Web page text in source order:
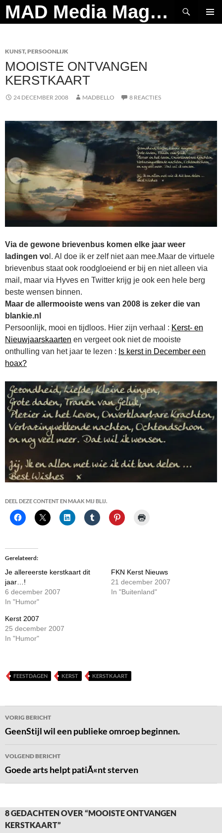
Ga
naar
MAD Media Magazine
Zoeken
KUNST,PERSOONLIJK
MOOISTE ONTVANGEN
KERSTKAART
24 DECEMBER 2008 MADBELLO 8 REACTIES
Via de gewone brievenbus komen elke jaar weer
ladingen vo l. Al doe ik er zelf niet aan mee.Maar de virtuele
brievenbus staat ook roodgloeiend er bij en niet alleen via
mail, maar via Hyves en Twitter krijg je ook een hele berg
beste wensen binnen.
Maar de allermooiste wens van 2008 is zeker die van
blankie.nl
Persoonlijk, mooi en tijdloos. Hier zijn verhaal : Kerst- en
Nieuwjaarskaarten en vergeet ook niet de mooiste
onthulling van het jaar te lezen : Is kerst in December een
hoax?
DEEL DEZE CONTENT EN MAAK MIJ BLIJ.
Gerelateerd
Je allereerste kerstkaart dit
jaar…!
6 december 2007
In "Humor"
FKN Kerst Nieuws
21 december 2007
In "Buitenland"
Kerst 2007
25 december 2007
In "Humor"
FEESTDAGEN KERST KERSTKAART
Bericht
navigatie
VORIG BERICHT
GeenStijl wil een publieke omroep beginnen.
VOLGEND BERICHT
Goede arts helpt patiÃ«nt sterven
8 GEDACHTEN OVER “MOOISTE ONTVANGEN
KERSTKAART”